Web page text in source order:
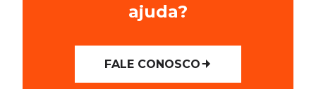
ajuda?
FALE CONOSCO